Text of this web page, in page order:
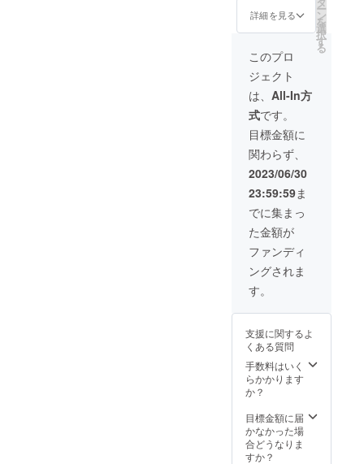
消臭・
り、部
屋のイ
ンテリ
アとし
て利用
いただ
けます
その
際、ア
トリエ
イン
カーブ
のアー
ティス
ト湯元
光男さ
んのプ
リント
二枚
目）で
パッ
ケージ
した箱
でお送
ディー
セン
ト・
ファー
ム か
しわら
など、
ごく一
部でし
か生産
してい
ない貴
重なも
ので
す。 １
枚もの
の瓦状
の竹炭
程度。
重さは
約250グ
いま
消臭・
除湿作
用があ
り、部
屋のイ
アとし
て利用
いただ
けま
してい
る竹炭
は、大
阪産の
竹を温
度（800
度）で
焼成し
た高品
質なも
ので
す。
■竹炭で
できた
筒状
（ペン
立ての
ような
かたち
です）
の置物
セン
ファー
ム か
しわら
など、
ごく一
か生産
してい
ない貴
重なも
詳細を見る ー
ン
を
選
択
す
る
このプロ
ジェクト
は、 All-In方
式です。
目標金額に
関わらず、
2023/06/30
23:59:59ま
でに集まっ
た金額が
ファンディ
ングされま
す。
支援に関するよ
くある質問
手数料はいく
らかかります
か？
目標金額に届
かなかった場
合どうなりま
すか？